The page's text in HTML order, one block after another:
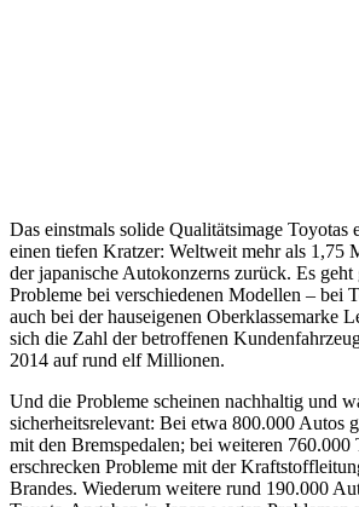
Das einstmals solide Qualitätsimage Toyotas
einen tiefen Kratzer: Weltweit mehr als 1,75
der japanische Autokonzerns zurück. Es
Probleme bei verschiedenen Modellen – bei
auch bei der hauseigenen Oberklassemarke
sich die Zahl der betroffenen
2014 auf rund elf Millionen.
Und die Probleme scheinen nachhaltig und
sicherheitsrelevant: Bei etwa 800.000 Autos
mit den Bremspedalen; bei weiteren 760.000
erschrecken Probleme mit der
Brandes. Wiederum weitere rund 190.000